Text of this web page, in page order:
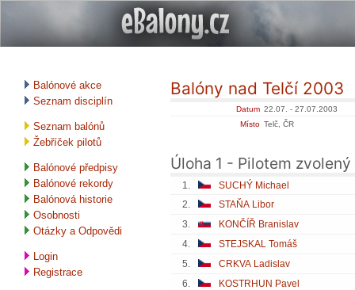
Balónové akce
Seznam disciplín
Seznam balónů
Žebříček pilotů
Balónové předpisy
Balónové rekordy
Balónová historie
Osobnosti
Otázky a Odpovědi
Login
Registrace
Balóny nad Telčí 2003
Datum 22.07. - 27.07.2003
Místo Telč, ČR
Úloha 1 - Pilotem
1.
SUCHÝ Michael
2.
STAŇA Libor
3.
KONČÍŘ Branislav
4.
STEJSKAL Tomáš
5.
CRKVA Ladislav
6.
KOSTRHUN Pavel